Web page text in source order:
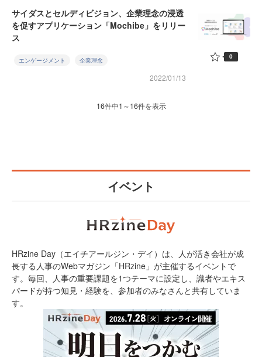
サイダスとセルディビジョン、企業理念の浸透
を促すアプリケーション「Mochibe」をリリー
ス
エンゲージメント 企業理念
2022/01/13
0
16件中1～16件を表示
イベント
HRzine Day（エイチアールジン・デイ）は、人が活き会社が成
長する人事のWebマガジン「HRzine」が主催するイベントで
す。毎回、人事の重要課題を1つテーマに設定し、識者やエキス
パードが持つ知見・経験を、参加者のみなさんと共有していま
す。